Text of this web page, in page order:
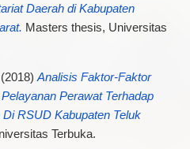
Daerah di Kabupaten
Masters thesis, Universitas
Analisis Faktor-Faktor
Perawat Terhadap
RSUD Kabupaten Teluk
Terbuka.